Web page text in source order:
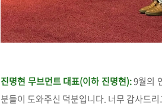
진명현 무브먼트 대표(이하 진명현):9월의
분들이 도와주신 덕분입니다. 너무 감사드